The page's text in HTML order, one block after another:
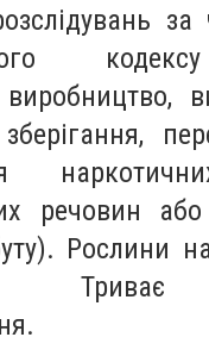
речовин або
Рослини
Триває